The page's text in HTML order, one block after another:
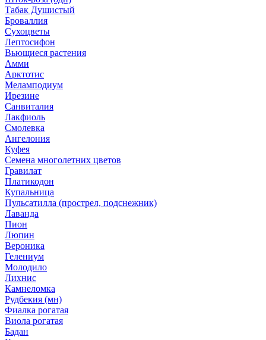
Табак Душистый
Броваллия
Сухоцветы
Лептосифон
Вьющиеся растения
Амми
Арктотис
Меламподиум
Ирезине
Санвиталия
Лакфиоль
Смолевка
Ангелония
Куфея
Семена многолетних цветов
Гравилат
Платикодон
Купальница
Пульсатилла (прострел, подснежник)
Лаванда
Пион
Люпин
Вероника
Гелениум
Молодило
Лихнис
Камнеломка
Рудбекия (мн)
Фиалка рогатая
Виола рогатая
Бадан